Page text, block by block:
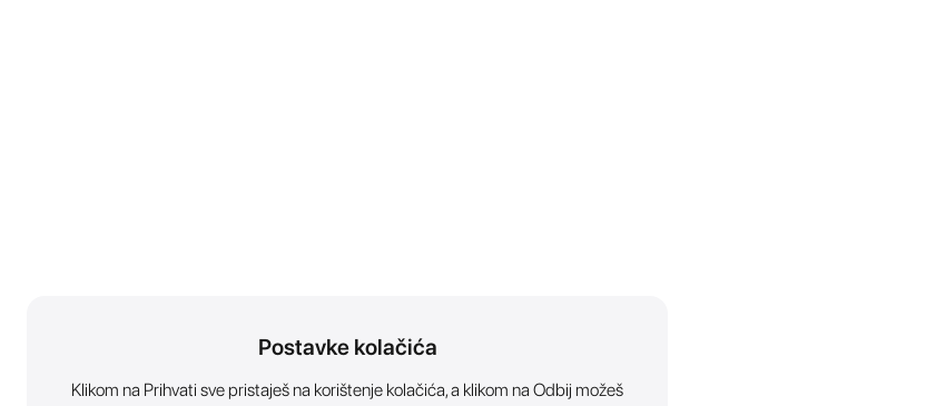
Postavke kolačića
Klikom na Prihvati sve pristaješ na korištenje kolačića, a klikom na Odbij možeš